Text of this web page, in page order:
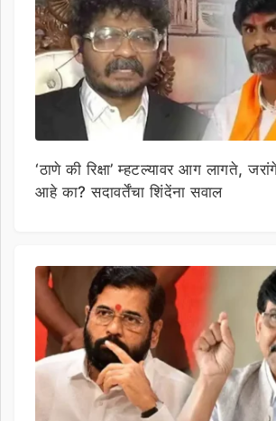
‘ठाणे की रिक्षा’ म्हटल्यावर आग लागते,
आहे का? सदावर्तेंचा शिंदेंना सवाल